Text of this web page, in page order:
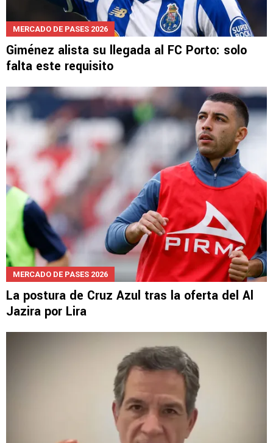
MERCADO DE PASES 2026
Giménez alista su llegada al FC Porto: solo
falta este requisito
MERCADO DE PASES 2026
La postura de Cruz Azul tras la oferta del Al
Jazira por Lira